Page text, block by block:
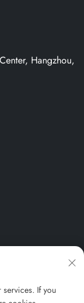
Hangzhou,
If you